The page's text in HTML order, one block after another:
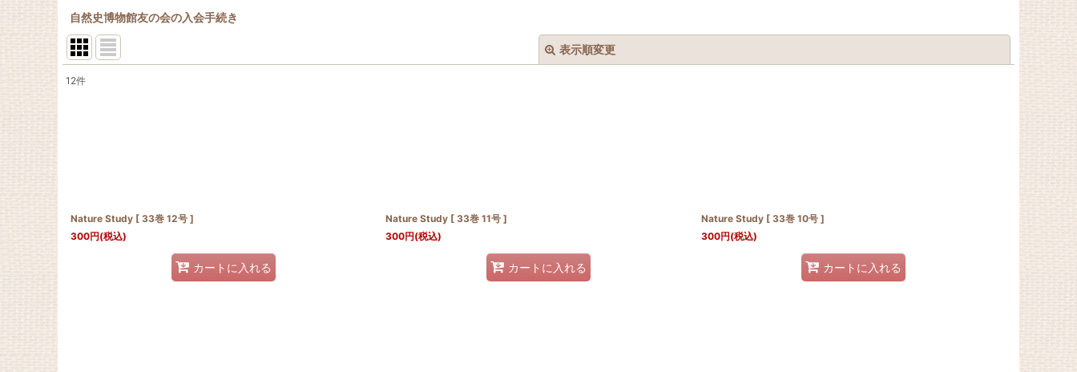
自然史博物館友の会の入会手続き
表示順変更
12件
Nature Study [ 33巻 12号 ]
300円(税込)
カートに入れる
Nature Study [ 33巻 11号 ]
300円(税込)
カートに入れる
Nature Study [ 33巻 10号 ]
300円(税込)
カートに入れる